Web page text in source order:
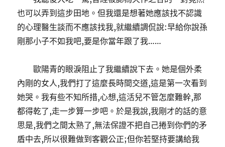
也可以弄到這步田地。但我還是想著她應該找不認識
的心理醫生談而不應該找我,就繼續調侃說:早給你說孫
剛那小子不如我吧,要是你當年跟了我……
歐陽青的眼淚阻止了我繼續說下去。她是個外柔
內剛的女人,我們打了這麼長時間交道,這是第一次看到
她哭。我有些不知所措,心想,這活兒不管怎麼難幹,那
都得乾了,走一步算一步吧。於是我說,我剛才的話的意
思是,我們之間太熟了,無法保證不把自己捲到你們的矛
盾中去,所以很難做到客觀公正;但你若堅持要講給我